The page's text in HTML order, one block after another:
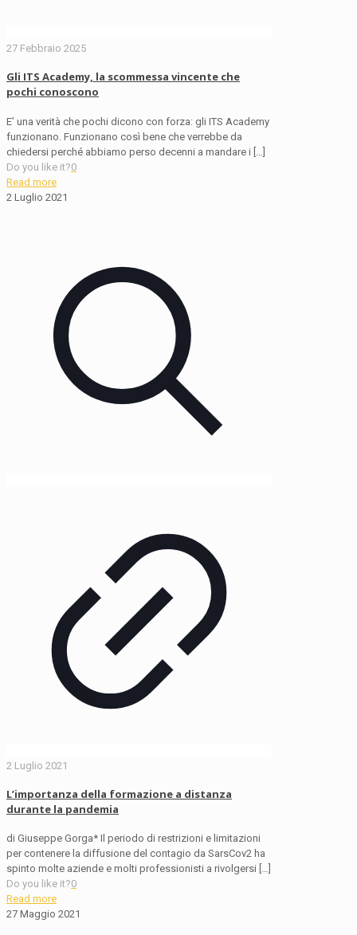
27 Febbraio 2025
Gli ITS Academy, la scommessa vincente che
pochi conoscono
E’ una verità che pochi dicono con forza: gli ITS Academy
funzionano. Funzionano così bene che verrebbe da
chiedersi perché abbiamo perso decenni a mandare i […]
Do you like it?0
Read more
2 Luglio 2021
2 Luglio 2021
L’importanza della formazione a distanza
durante la pandemia
di Giuseppe Gorga* Il periodo di restrizioni e limitazioni
per contenere la diffusione del contagio da SarsCov2 ha
spinto molte aziende e molti professionisti a rivolgersi […]
Do you like it?0
Read more
27 Maggio 2021